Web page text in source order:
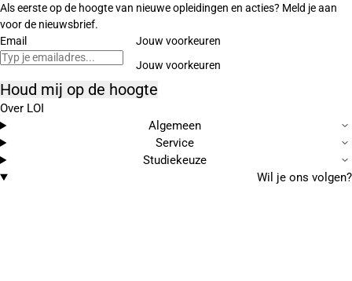
Als eerste op de hoogte van nieuwe opleidingen en acties? Meld je aan
voor de nieuwsbrief.
Email
Jouw voorkeuren
Houd mij op de hoogte
Over LOI
Algemeen
Service
Studiekeuze
Wil je ons volgen?